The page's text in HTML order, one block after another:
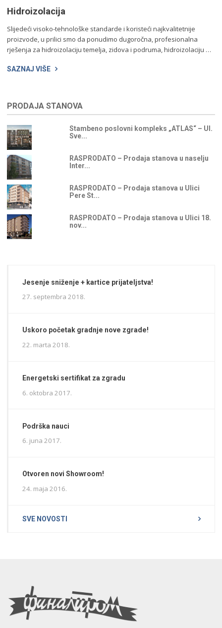
Hidroizolacija
Slijedeći visoko-tehnološke standarde i koristeći najkvalitetnije
proizvode, u prilici smo da ponudimo dugoročna, profesionalna
rješenja za hidroizolaciju temelja, zidova i podruma, hidroizolaciju …
SAZNAJ VIŠE
PRODAJA STANOVA
Stambeno poslovni kompleks „ATLAS“ – Ul.
Sve...
RASPRODATO – Prodaja stanova u naselju
Inter...
RASPRODATO – Prodaja stanova u Ulici
Pere St...
RASPRODATO – Prodaja stanova u Ulici 18.
nov...
Jesenje sniženje + kartice prijateljstva!
27. septembra 2018.
Uskoro početak gradnje nove zgrade!
22. marta 2018.
Energetski sertifikat za zgradu
6. oktobra 2017.
Podrška nauci
6. juna 2017.
Otvoren novi Showroom!
24. maja 2016.
SVE NOVOSTI